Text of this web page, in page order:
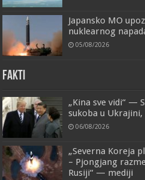
Japansko MO
nuklearnog
05/08/2026
FAKTI
„Kina sve vidi“ —
sukoba u
06/08/2026
„Severna Koreja
– Pjongjang
Rusiji“ — mediji